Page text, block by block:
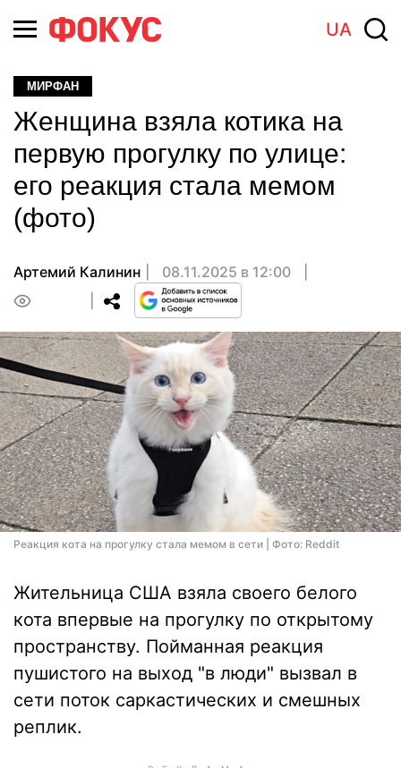
UA
МИРФАН
Женщина взяла котика на
первую прогулку по улице:
его реакция стала мемом
(фото)
Артемий Калинин
08.11.2025 в 12:00
Реакция кота на прогулку стала мемом в сети | Фото: Reddit
Жительница США взяла своего белого
кота впервые на прогулку по открытому
пространству. Пойманная реакция
пушистого на выход "в люди" вызвал в
сети поток саркастических и смешных
реплик.